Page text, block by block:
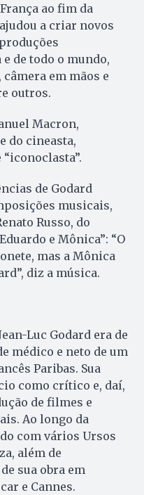
ao fim da
a criar novos
de todo o mundo,
em mãos e
outros.
Macron,
do cineasta,
de Godard
musicais,
Russo, do
e Mônica”: “O
mas a Mônica
diz a música.
Luc Godard era de
médico e neto de um
Paribas. Sua
como crítico e, daí,
de filmes e
Ao longo da
com vários Ursos
além de
sua obra em
e Cannes.